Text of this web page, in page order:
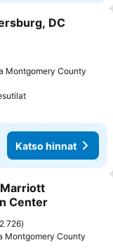
DC
Montgomery County
Katso hinnat
Katso hinnat
Center
2 726
Montgomery County